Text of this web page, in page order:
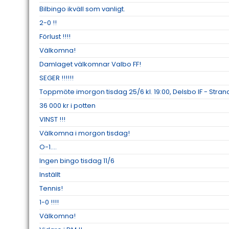
Bilbingo ikväll som vanligt.
2-0 !!
Förlust !!!!
Välkomna!
Damlaget välkomnar Valbo FF!
SEGER !!!!!!
Toppmöte imorgon tisdag 25/6 kl. 19:00, Delsbo IF -
36 000 kr i potten
VINST !!!
Välkomna i morgon tisdag!
O-1....
Ingen bingo tisdag 11/6
Inställt
Tennis!
1-0 !!!!
Välkomna!